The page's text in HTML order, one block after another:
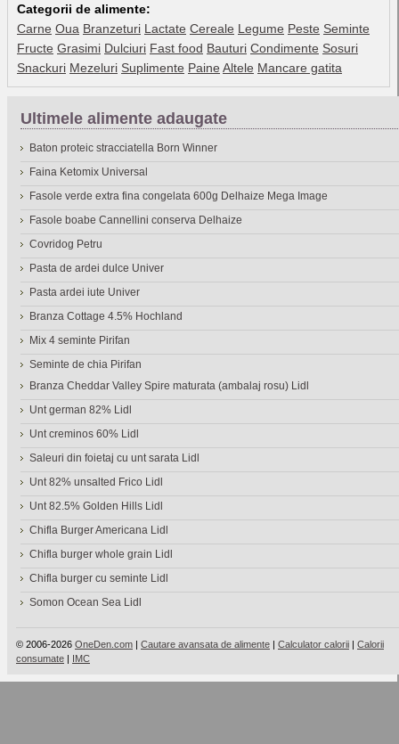
Categorii de alimente:
Carne Oua Branzeturi Lactate Cereale Legume Peste Seminte
Fructe Grasimi Dulciuri Fast food Bauturi Condimente Sosuri
Snackuri Mezeluri Suplimente Paine Altele Mancare gatita
Ultimele alimente adaugate
Baton proteic stracciatella Born Winner
Faina Ketomix Universal
Fasole verde extra fina congelata 600g Delhaize Mega Image
Fasole boabe Cannellini conserva Delhaize
Covridog Petru
Pasta de ardei dulce Univer
Pasta ardei iute Univer
Branza Cottage 4.5% Hochland
Mix 4 seminte Pirifan
Seminte de chia Pirifan
Branza Cheddar Valley Spire maturata (ambalaj rosu) Lidl
Unt german 82% Lidl
Unt creminos 60% Lidl
Saleuri din foietaj cu unt sarata Lidl
Unt 82% unsalted Frico Lidl
Unt 82.5% Golden Hills Lidl
Chifla Burger Americana Lidl
Chifla burger whole grain Lidl
Chifla burger cu seminte Lidl
Somon Ocean Sea Lidl
© 2006-2026 OneDen.com | Cautare avansata de alimente | Calculator calorii | Calorii
consumate | IMC